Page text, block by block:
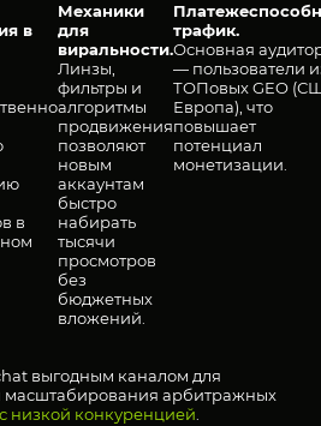
в
в
Механики
для
виральности.
Линзы,
фильтры и
алгоритмы
продвижения
позволяют
новым
аккаунтам
быстро
набирать
тысячи
просмотров
без
бюджетных
вложений.
трафик.
Основная
— пользователи
ТОПовых GEO
Европа), что
повышает
потенциал
монетизации.
выгодным каналом для
масштабирования арбитражных
низкой конкуренцией.